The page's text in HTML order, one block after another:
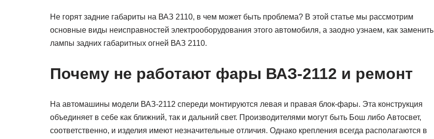
Не горят задние габариты на ВАЗ 2110, в чем может быть проблема? В этой статье мы рассмотрим
основные виды неисправностей электрооборудования этого автомобиля, а заодно узнаем, как заменить
лампы задних габаритных огней ВАЗ 2110.
Почему не работают фары ВАЗ-2112 и ремонт
На автомашины модели ВАЗ-2112 спереди монтируются левая и правая блок-фары. Эта конструкция
объединяет в себе как ближний, так и дальний свет. Производителями могут быть Бош либо Автосвет,
соответственно, и изделия имеют незначительные отличия. Однако крепления всегда располагаются в